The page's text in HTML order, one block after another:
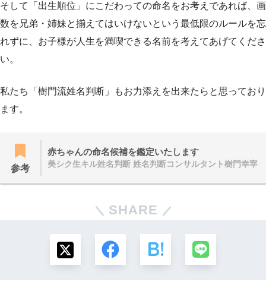
そして「出生順位」にこだわっての命名をお考えであれば、画
数を兄弟・姉妹と揃えてはいけないという最低限のルールを忘
れずに、お子様が人生を満喫できる名前を考えてあげてくださ
い。
私たち「樹門流姓名判断」もお力添えを出来たらと思っており
ます。
参考
赤ちゃんの命名候補を鑑定いたします
美シク生キル姓名判断 姓名判断コンサルタント樹門幸宰
SHARE